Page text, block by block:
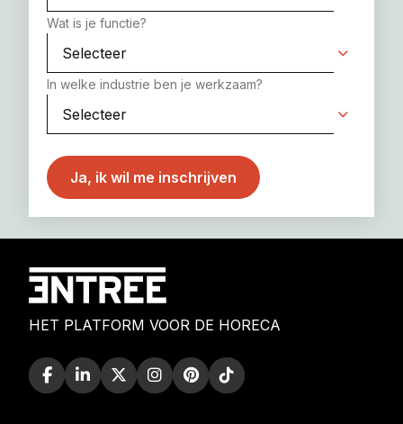
Wat is je functie?
In welke industrie ben je werkzaam?
HET PLATFORM VOOR DE HORECA